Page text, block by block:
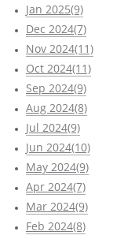
Jan 2025(9)
Dec 2024(7)
Nov 2024(11)
Oct 2024(11)
Sep 2024(9)
Aug 2024(8)
Jul 2024(9)
Jun 2024(10)
May 2024(9)
Apr 2024(7)
Mar 2024(9)
Feb 2024(8)